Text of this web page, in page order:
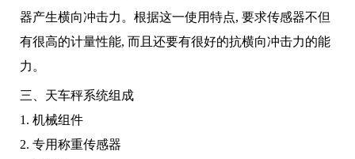
器产生横向冲击力。根据这一使用特点, 要求传感器不但
有很高的计量性能, 而且还要有很好的抗横向冲击力的能
力。
三、天车秤系统组成
1. 机械组件
2. 专用称重传感器